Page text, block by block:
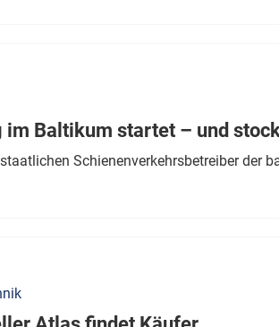
im Baltikum startet – und
Schienenverkehrsbetreiber der